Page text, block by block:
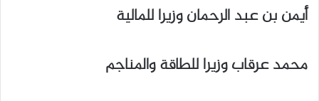
أيمن بن عبد الرحمان وزيرا للمالية
محمد عرقاب وزيرا للطاقة والمناجم